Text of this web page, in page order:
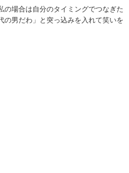
場合は自分のタイミングでつなぎた
男だわ」と突っ込みを入れて笑いを